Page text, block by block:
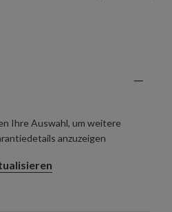
Ihre Auswahl, um weitere
anzuzeigen